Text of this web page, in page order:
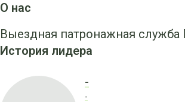
О нас
Выездная патронажная
История лидера
-
-